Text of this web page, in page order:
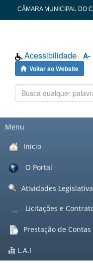
CÂMARA MUNICIPAL DO
Acessibilidade | A-
Voltar ao Website
Menu
Inicio
O Portal
Atividades
Licitações e
Prestação de Contas
L.A.I